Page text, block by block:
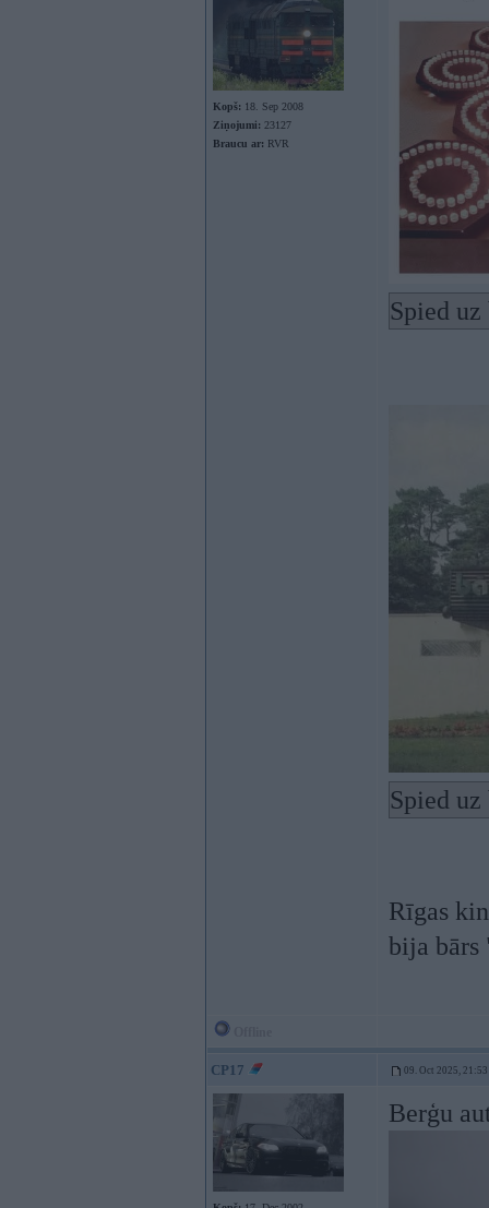
Kopš: 18. Sep 2008
Ziņojumi: 23127
Braucu ar: RVR
Spied
Spied
Rīgas
bija
CP17 09. Oct 2025, 21:53
Berģu